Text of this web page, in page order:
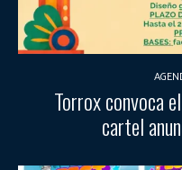
Torrox convoca
cartel